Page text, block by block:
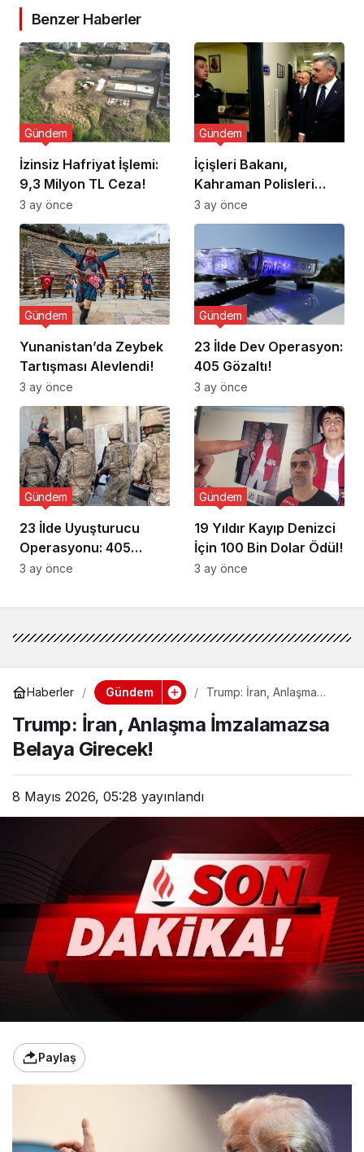
Benzer Haberler
İzinsiz Hafriyat İşlemi:
9,3 Milyon TL Ceza!
Gündem
3 ay önce
İçişleri Bakanı,
Kahraman Polisleri
Ziyaret Etti
Gündem
3 ay önce
Yunanistan’da Zeybek
Tartışması Alevlendi!
Gündem
3 ay önce
23 İlde Dev Operasyon:
405 Gözaltı!
Gündem
3 ay önce
23 İlde Uyuşturucu
Operasyonu: 405
Gözaltı!
Gündem
3 ay önce
19 Yıldır Kayıp Denizci
İçin 100 Bin Dolar Ödül!
Gündem
3 ay önce
Haberler Gündem
Trump: İran, Anlaşma
Girecek!
Trump: İran, Anlaşma İmzalamazsa
Belaya Girecek!
8 Mayıs 2026, 05:28 yayınlandı
Paylaş